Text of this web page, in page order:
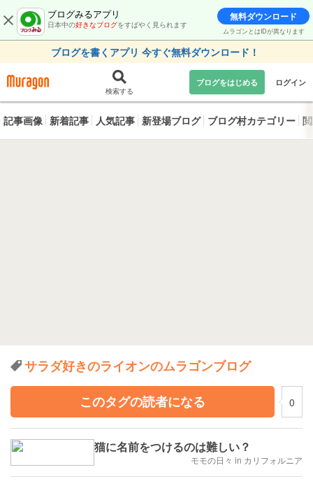
ブログみるアプリ
日本中の好きなブログをすばやく見られます
無料ダウンロード
ムラゴンとはIDが異なります
ブログを書くアプリ 今すぐ無料ダウンロード！
検索する
ブログをはじめる ログイン
記事画像 新着記事 人気記事 新登場ブログ ブログ村カテゴリー
サラダ好きのライオンのムラゴンブログ
このタグの読者になる
0
猫に名前をつけるのは難しい？
モモの日々 in カリフォルニア